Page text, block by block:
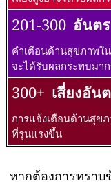
201-300 อันต
คำเตือนด้านสุขภาพใ
จะได้รับผลกระทบมา
300+ เสี่ยงอัน
การแจ้งเตือนด้านสุข
ที่รุนแรงขึ้น
หากต้องการทรา